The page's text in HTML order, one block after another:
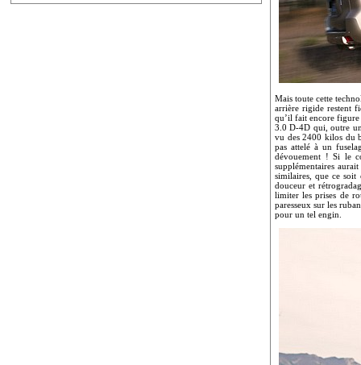
Mais toute cette
arrière rigide restent
qu’il fait encore figure
3.0 D-4D qui, outre
vu des 2400 kilos du
pas attelé à un
dévouement ! Si le
supplémentaires
similaires, que ce soit
douceur et
limiter les prises de
paresseux sur les
pour un tel engin.